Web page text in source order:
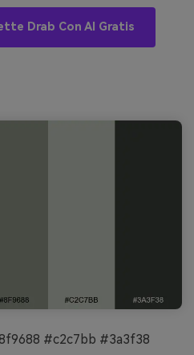
Drab Con AI Gratis
#c2c7bb #3a3f38